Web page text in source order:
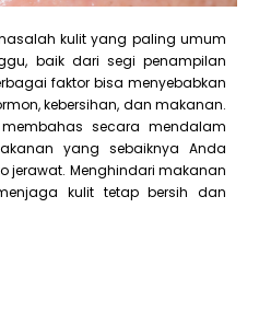
kulit yang paling umum
baik dari segi penampilan
faktor bisa menyebabkan
kebersihan, dan makanan.
secara mendalam
yang sebaiknya Anda
jerawat. Menghindari makanan
kulit tetap bersih dan